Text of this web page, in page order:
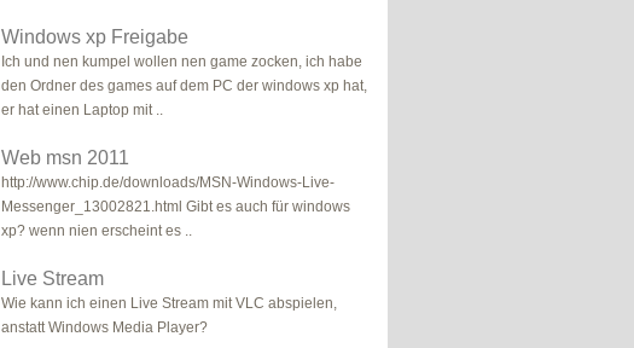
Windows xp Freigabe
Ich und nen kumpel wollen nen game zocken, ich habe
den Ordner des games auf dem PC der windows xp hat,
er hat einen Laptop mit ..
Web msn 2011
http://www.chip.de/downloads/MSN-Windows-Live-
Messenger_13002821.html Gibt es auch für windows
xp? wenn nien erscheint es ..
Live Stream
Wie kann ich einen Live Stream mit VLC abspielen,
anstatt Windows Media Player?